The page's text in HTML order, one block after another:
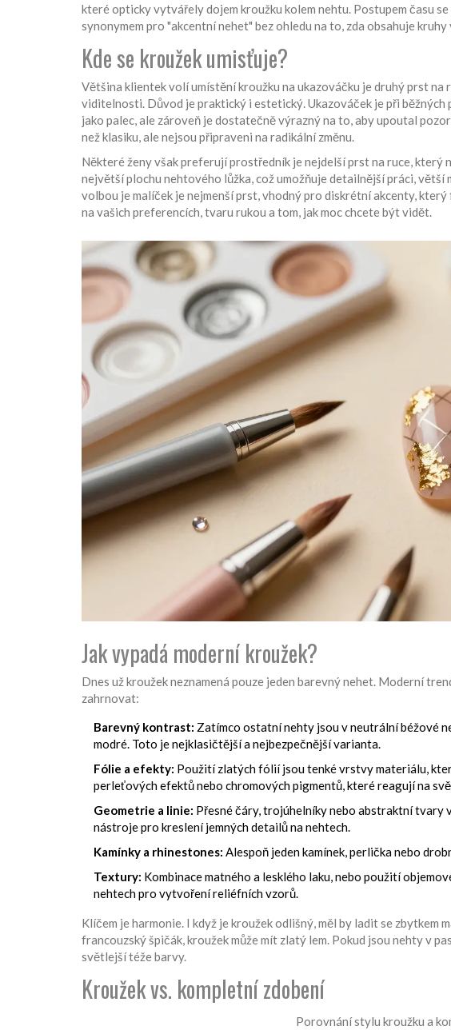
které opticky vytvářely dojem kroužku kolem nehtu. Postupem času
synonymem pro "akcentní nehet" bez ohledu na to, zda obsahuje kruhy
Kde se kroužek umisťuje?
Většina klientek volí umístění kroužku na ukazováčku jedruhý prst na
viditelnosti. Důvod je praktický i estetický. Ukazováček je při
jako palec, ale zároveň je dostatečně výrazný na to, aby upoutal
než klasiku, ale nejsou připraveni na radikální změnu.
Některé ženy však preferujíprostředník jenejdelší prst na ruce, který
největší plochu nehtového lůžka, což umožňuje detailnější práci,
volbou jemalíček jenejmenší prst, vhodný pro diskrétní akcenty, který
na vašich preferencích, tvaru rukou a tom, jak moc chcete být vidět.
Jak vypadá moderní kroužek?
Dnes už kroužek neznamená pouze jeden barevný nehet. Moderní
zahrnovat:
Barevný kontrast: Zatímco ostatní nehty jsou v neutrální béžové
modré. Toto je nejklasičtější a nejbezpečnější varianta.
Fólie a efekty: Použitízlatých fóliíjsoutenké vrstvy materiálu,
perleťových efektů nebo chromových pigmentů, které reagují na
Geometrie a linie: Přesné čáry, trojúhelníky nebo abstraktní tvary
nástroje pro kreslení jemných detailů na nehtech.
Kamínky a rhinestones: Alespoň jeden kamínek, perlička nebo
Textury: Kombinace matného a lesklého laku, nebo použití
nehtechpro vytvoření reliéfních vzorů.
Klíčem je harmonie. I když je kroužek odlišný, měl by ladit se zbytkem
francouzský špičák, kroužek může mít zlatý lem. Pokud jsou nehty v
světlejší téže barvy.
Kroužek vs. kompletní zdobení
Porovnání stylu kroužku a